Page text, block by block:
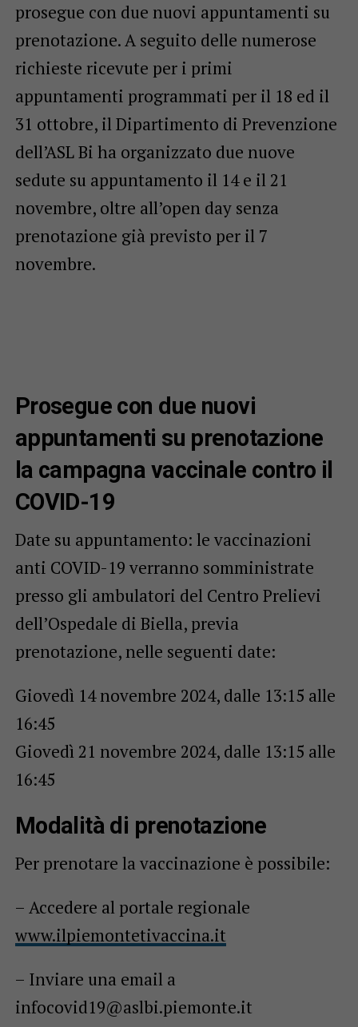
prosegue con due nuovi appuntamenti su
prenotazione. A seguito delle numerose
richieste ricevute per i primi
appuntamenti programmati per il 18 ed il
31 ottobre, il Dipartimento di Prevenzione
dell’ASL Bi ha organizzato due nuove
sedute su appuntamento il 14 e il 21
novembre, oltre all’open day senza
prenotazione già previsto per il 7
novembre.
Prosegue con due nuovi
appuntamenti su prenotazione
la campagna vaccinale contro il
COVID-19
Date su appuntamento: le vaccinazioni
anti COVID-19 verranno somministrate
presso gli ambulatori del Centro Prelievi
dell’Ospedale di Biella, previa
prenotazione, nelle seguenti date:
Giovedì 14 novembre 2024, dalle 13:15 alle
16:45
Giovedì 21 novembre 2024, dalle 13:15 alle
16:45
Modalità di prenotazione
Per prenotare la vaccinazione è possibile:
– Accedere al portale regionale
www.ilpiemontetivaccina.it
– Inviare una email a
infocovid19@aslbi.piemonte.it